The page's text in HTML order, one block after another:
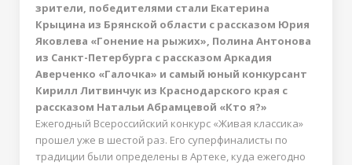
зрители, победителями стали Екатерина
Крыцина из Брянской области с рассказом Юрия
Яковлева «Гонение на рыжих», Полина Антонова
из Санкт-Петербурга с рассказом Аркадия
Аверченко «Галочка» и самый юный конкурсант
Кирилл Литвинчук из Краснодарского края с
рассказом Натальи Абрамцевой «Кто я?»
Ежегодный Всероссийский конкурс «Живая классика»
прошел уже в шестой раз. Его суперфиналисты по
традиции были определены в Артеке, куда ежегодно